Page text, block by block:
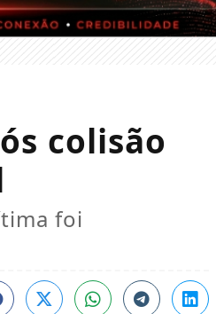
colisão
foi